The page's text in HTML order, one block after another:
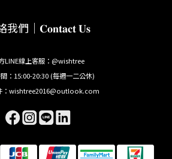
我們｜𝐂𝐨𝐧𝐭𝐚𝐜𝐭 𝐔𝐬
LINE線上客服：@wishtree
：15:00-20:30 (每週一二公休)
：wishtree2016@outlook.com